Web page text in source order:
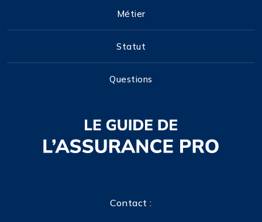
Métier
Statut
Questions
Contact :